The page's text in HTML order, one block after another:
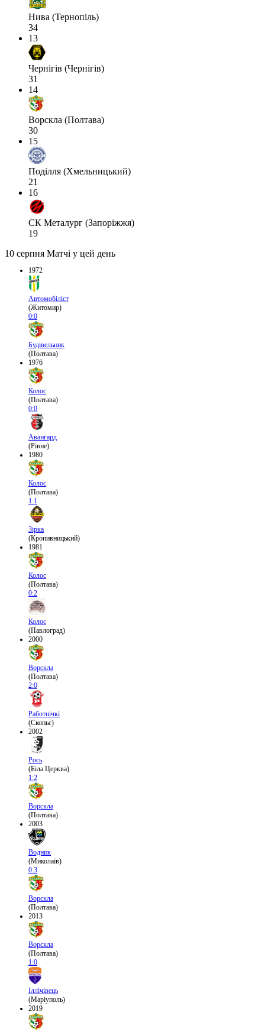
Нива (Тернопіль)
34
13
Чернігів (Чернігів)
31
14
Ворскла (Полтава)
30
15
Поділля (Хмельницький)
21
16
СК Металург (Запоріжжя)
19
10 серпня Матчі у цей день
1972
Автомобіліст
(Житомир)
0:0
Будівельник
(Полтава)
1976
Колос
(Полтава)
0:0
Авангард
(Рівне)
1980
Колос
(Полтава)
1:1
Зірка
(Кропивницький)
1981
Колос
(Полтава)
0:2
Колос
(Павлоград)
2000
Ворскла
(Полтава)
2:0
Работнічкі
(Скопьє)
2002
Рось
(Біла Церква)
1:2
Ворскла
(Полтава)
2003
Водник
(Миколаїв)
0:3
Ворскла
(Полтава)
2013
Ворскла
(Полтава)
1:0
Іллічівець
(Маріуполь)
2019